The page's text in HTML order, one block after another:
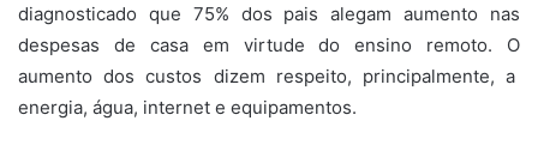
diagnosticado que 75% dos pais alegam aumento nas
despesas de casa em virtude do ensino remoto. O
aumento dos custos dizem respeito, principalmente, a
energia, água, internet e equipamentos.